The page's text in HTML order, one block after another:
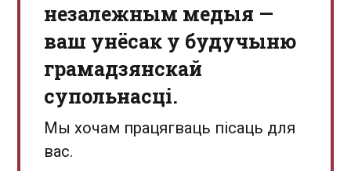
незалежным медыя —
ваш унёсак у будучыню
грамадзянскай
супольнасці.
Мы хочам працягваць пісаць для
вас.